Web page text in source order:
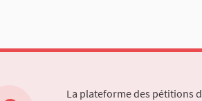
La plateforme des pétitions